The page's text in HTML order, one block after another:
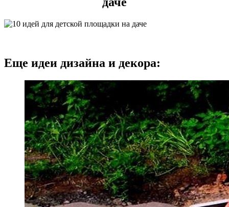
Еще идеи дизайна и декора: